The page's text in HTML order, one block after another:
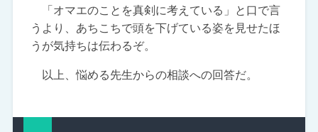
「オマエのことを真剣に考えている」と口で言
うより、あちこちで頭を下げている姿を見せたほ
うが気持ちは伝わるぞ。
以上、悩める先生からの相談への回答だ。